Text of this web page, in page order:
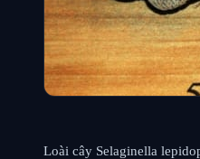
Loài cây Selaginella